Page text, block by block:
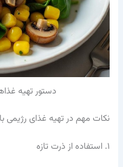
دستور تهیه
نکات مهم در تهیه غذای رژیمی
۱. استفاده از ذرت تازه